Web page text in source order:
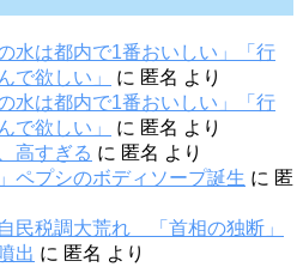
水は都内で1番おいしい」「行
で欲しい」
に 匿名 より
水は都内で1番おいしい」「行
で欲しい」
に 匿名 より
高すぎる に 匿名 より
ペプシのボディソープ誕生 に 匿
民税調大荒れ 「首相の独断」
出 に 匿名 より